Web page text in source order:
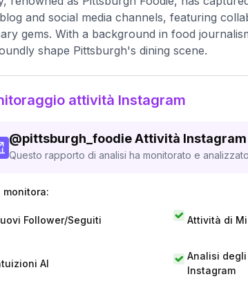
and social media channels, featuring
gems. With a background in food
shape Pittsburgh's dining scene.
attività Instagram
@pittsburgh_foodieAttività
Questo rapporto di analisi ha monitorato e
monitora:
Follower/Seguiti Attività di
AI
Analisi
Instagram